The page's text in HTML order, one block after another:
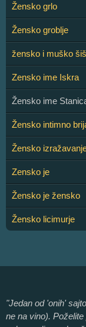
Žensko grlo
Žensko groblje
žensko i muško
Zensko ime Iskra
Žensko ime
Žensko intimno
Žensko
Zensko je
Žensko je žensko
Žensko licimurje
"Jedan od 'onih'
ne na vino).